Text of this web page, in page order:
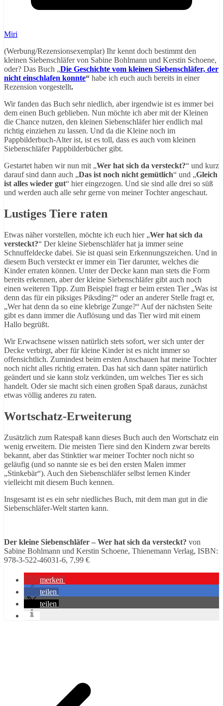
Miri
(Werbung/Rezensionsexemplar) Ihr kennt doch bestimmt den
kleinen Siebenschläfer von Sabine Bohlmann und Kerstin Schoene,
oder? Das Buch „Die Geschichte vom kleinen Siebenschläfer, der
nicht einschlafen konnte“ habe ich euch auch bereits in einer
Rezension vorgestellt.
Wir fanden das Buch sehr niedlich, aber irgendwie ist es immer bei
dem einen Buch geblieben. Nun möchte ich aber mit der Kleinen
die Chance nutzen, den kleinen Siebenschläfer hier endlich mal
richtig einziehen zu lassen. Und da die Kleine noch im
Pappbilderbuch-Alter ist, ist es toll, dass es auch vom kleinen
Siebenschläfer Pappbilderbücher gibt.
Gestartet haben wir nun mit „Wer hat sich da versteckt?“ und kurz
darauf sind dann auch „Das ist noch nicht gemütlich“ und „Gleich
ist alles wieder gut“ hier eingezogen. Und sie sind alle drei so süß
und werden auch alle sehr gerne von meiner Tochter angeschaut.
Lustiges Tiere raten
Etwas näher vorstellen, möchte ich euch hier „Wer hat sich da
versteckt?“ Der kleine Siebenschläfer hat ja immer seine
Schnuffeldecke dabei. Sie ist quasi sein Erkennungszeichen. Und in
diesem Buch versteckt er immer ein Tier darunter, welches die
Kinder erraten können. Unter der Decke kann man stets die Form
bereits erkennen, aber der kleine Siebenschläfer gibt auch noch
einen weiteren Tipp. Zum Beispiel fragt er beim ersten Tier „Was ist
denn das für ein piksiges Piksding?“ oder an anderer Stelle fragt er,
„Wer hat denn da so eine klebrige Zunge?“ Auf der nächsten Seite
gibt es dann immer die Auflösung und das Tier wird mit einem
Hallo begrüßt.
Wir Erwachsene wissen natürlich stets sofort, wer sich unter der
Decke verbirgt, aber für kleine Kinder ist es nicht immer so
offensichtlich. Zumindest beim ersten Anschauen hat meine Tochter
noch nicht alles richtig erraten. Das hat sich dann später natürlich
geändert und sie kann stolz verkünden, um welches Tier es sich
handelt. Oder sie macht sich einen großen Spaß daraus, zunächst
etwas völlig anderes zu raten.
Wortschatz-Erweiterung
Zusätzlich zum Ratespaß kann dieses Buch auch den Wortschatz ein
wenig erweitern. Die meisten Tiere sind den Kindern zwar bereits
bekannt, aber das Stinktier war meiner Tochter noch nicht so
geläufig (und so nannte sie es bei den ersten Malen immer
„Stinkebär“). Auch den Siebenschläfer selbst lernen Kinder
vielleicht mit diesem Buch kennen.
Insgesamt ist es ein sehr niedliches Buch, mit dem man gut in die
Siebenschläfer-Welt starten kann.
Der kleine Siebenschläfer – Wer hat sich da versteckt? von
Sabine Bohlmann und Kerstin Schoene, Thienemann Verlag, ISBN:
978-3-522-46031-6, 7,99 €
merken
teilen
teilen